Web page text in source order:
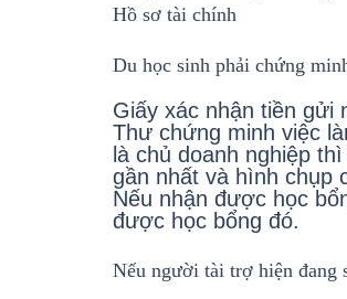
Hồ sơ tài chính
Du học sinh phải chứng
Giấy xác nhận tiền gửi
Thư chứng minh việc
là chủ doanh nghiệp
gần nhất và hình chụp
Nếu nhận được học
được học bổng đó.
Nếu người tài trợ hiện đang